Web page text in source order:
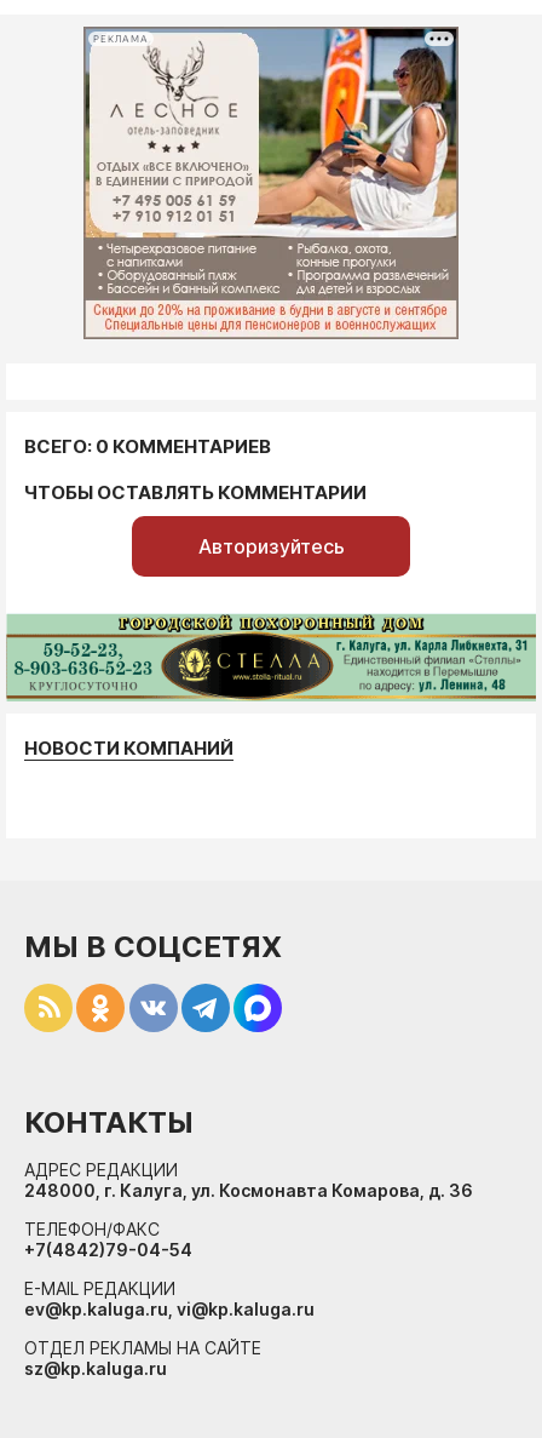
РЕКЛАМА
ВСЕГО: 0 КОММЕНТАРИЕВ
ЧТОБЫ ОСТАВЛЯТЬ КОММЕНТАРИИ
Авторизуйтесь
НОВОСТИ КОМПАНИЙ
МЫ В СОЦСЕТЯХ
КОНТАКТЫ
АДРЕС РЕДАКЦИИ
248000, г. Калуга, ул. Космонавта Комарова, д. 36
ТЕЛЕФОН/ФАКС
+7(4842)79-04-54
E-MAIL РЕДАКЦИИ
ev@kp.kaluga.ru, vi@kp.kaluga.ru
ОТДЕЛ РЕКЛАМЫ НА САЙТЕ
sz@kp.kaluga.ru